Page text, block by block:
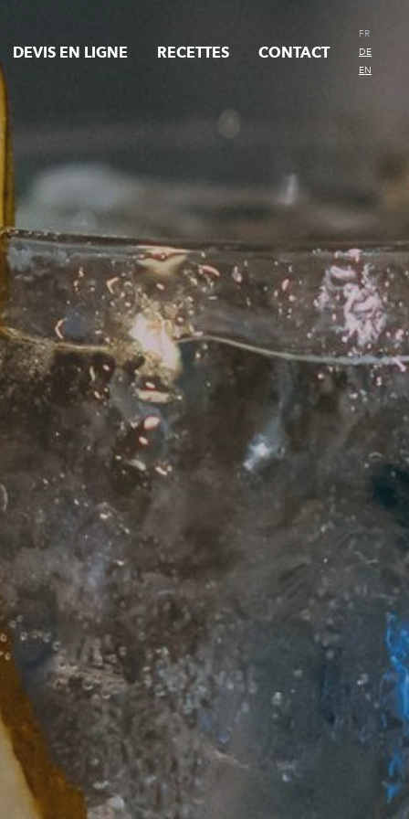
DEVIS EN LIGNE RECETTES CONTACT
FR
DE
EN